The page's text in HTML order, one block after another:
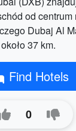
od centrum
Dubaj Al
37 km.
Find Hotels
0